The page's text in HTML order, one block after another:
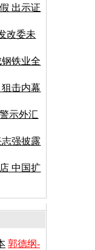
出示证
改委未
铁业全
击内幕
示外汇
强披露
中国扩
郭德纲-